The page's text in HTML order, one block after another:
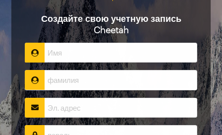
Создайте свою учетную запись
Cheetah